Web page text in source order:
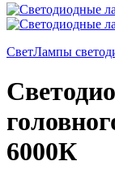
СветЛампы
6000К